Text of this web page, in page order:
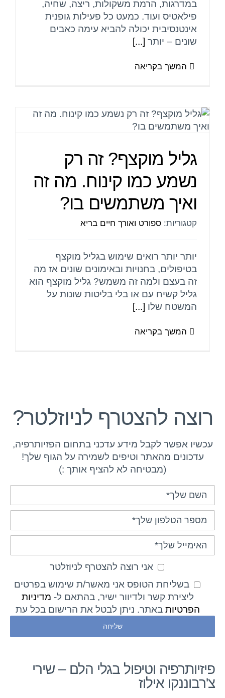
במדרגות, הרמת משקולות, ריצה, שחיה,
פילאטיס ועוד. כמעט כל פעילות גופנית
אינטנסיבית יכולה להביא עימה כאבים
שונים – יותר [...]
המשך בקריאה
גליל מוקצף? זה רק
נשמע כמו קינוח. מה זה
ואיך משתמשים בו?
קטגוריות: ספורט ואורך חיים בריא
יותר יותר רואים שימוש בגליל מוקצף
בטיפולים, בחנויות ובאימונים שונים אז מה
זה בעצם ולמה זה משמש? גליל מוקצף הוא
גליל קשיח עם או בלי בליטות שונות על
המשטח שלו [...]
המשך בקריאה
רוצה להצטרף לניוזלטר?
עכשיו אפשר לקבל מידע עדכני בתחום הפזיותרפיה,
עדכונים מהאתר וטיפים לשמירה על הגוף שלך!
(מבטיחה לא להציף אותך :)
אני רוצה להצטרף לניוזלטר
בשליחת הטופס אני מאשר/ת שימוש בפרטים
ליצירת קשר ולדיוור ישיר, בהתאם ל- מדיניות
הפרטיות באתר. ניתן לבטל את הרישום בכל עת
פיזיותרפיה וטיפול בגלי הלם – שירי
צ'רבוננקו אילוז